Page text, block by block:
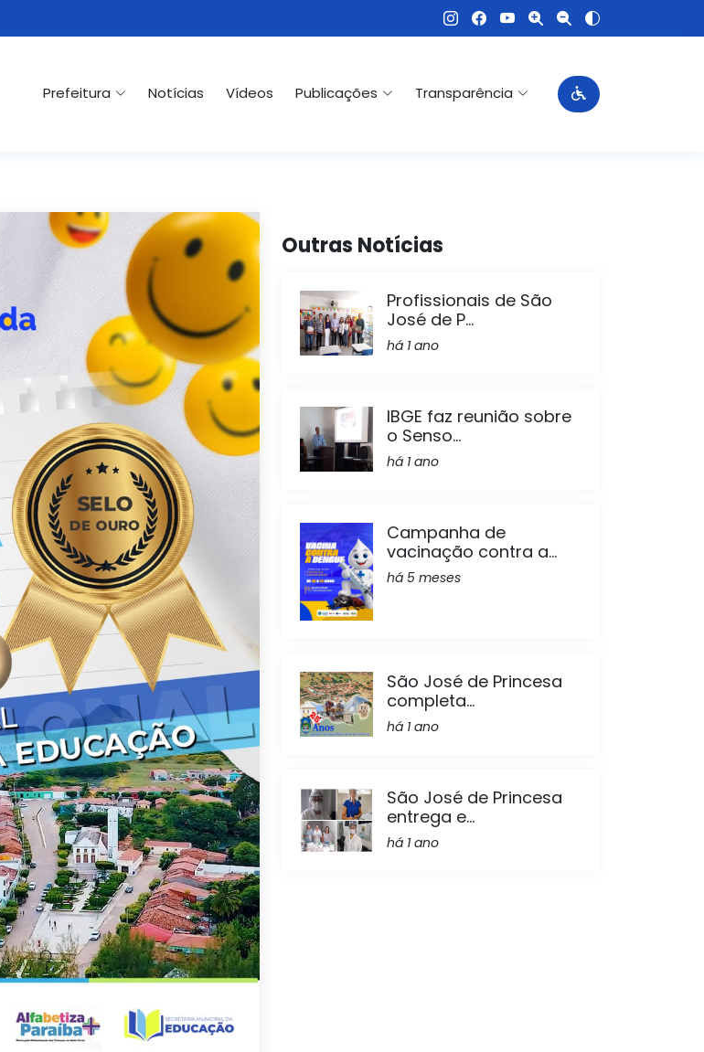
Prefeitura Notícias Vídeos Publicações Transparência
Outras Notícias
Profissionais de São
José de P...
há 1 ano
IBGE faz reunião sobre
o Senso...
há 1 ano
Campanha de
vacinação contra a...
há 5 meses
São José de Princesa
completa...
há 1 ano
São José de Princesa
entrega e...
há 1 ano